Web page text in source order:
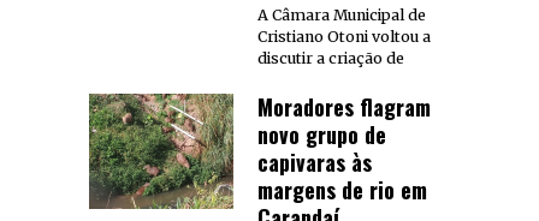
A Câmara Municipal de
Cristiano Otoni voltou a
discutir a criação de
Moradores flagram
novo grupo de
capivaras às
margens de rio em